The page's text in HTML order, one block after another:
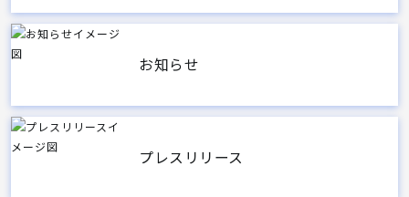
お知らせ
プレスリリース